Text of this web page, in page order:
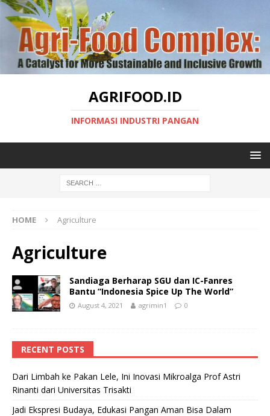
AGRIFOOD.ID
INFORMASI INDUSTRI PANGAN
HOME Agriculture
Agriculture
Sandiaga Berharap SGU dan IC-Fanres
Bantu “Indonesia Spice Up The World”
August 4, 2021 agrimin1 0
RECENT POSTS
Dari Limbah ke Pakan Lele, Ini Inovasi Mikroalga Prof Astri
Rinanti dari Universitas Trisakti
Jadi Ekspresi Budaya, Edukasi Pangan Aman Bisa Dalam